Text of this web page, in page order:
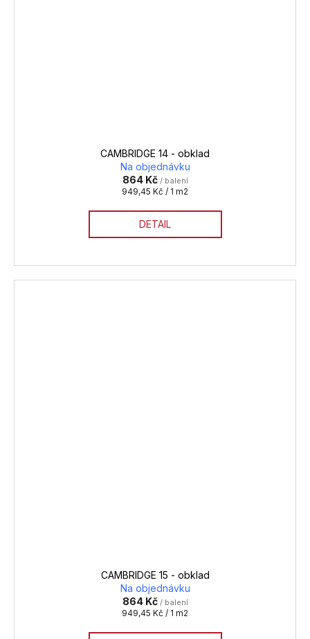
CAMBRIDGE 14 - obklad
Na objednávku
864 Kč / balení
Měrná
949,45 Kč / 1 m2
DETAIL
CAMBRIDGE 15 - obklad
Na objednávku
864 Kč / balení
Měrná
949,45 Kč / 1 m2